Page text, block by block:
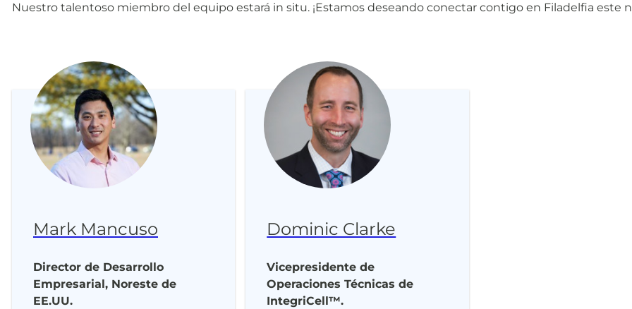
Nuestro talentoso miembro del equipo estará in situ. ¡Estamos deseando conectar contigo en Filadelfia este
Mark Mancuso
Director de Desarrollo
Empresarial, Noreste de
EE.UU.
Dominic Clarke
Vicepresidente de
Operaciones Técnicas de
IntegriCell™.